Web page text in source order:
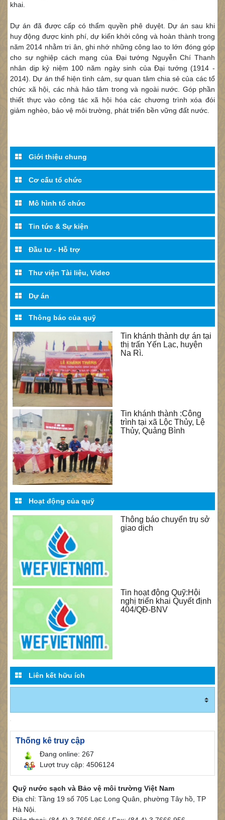
Giới thiệu chung
Cơ cấu tổ chức
Mô hình tổ chức
Tin tức & Sự kiện
Đầu tư - Hỗ trợ
Thư viện Tài liệu, Video
Dự án
Thông báo của quỹ
Tin khánh thành dự án tại
thị trấn Yến Lạc, huyện
Na Rì.
Tin khánh thành :Công
trình tại xã Lộc Thủy, Lệ
Thủy, Quảng Bình
Hoạt động của quỹ
Thông báo chuyển trụ sở
giao dịch
Tin hoạt động Quỹ:Hội
nghị triển khai Quyết định
404/QĐ-BNV
Liên kết hữu ích
Thống kê truy cập
Đang online: 267
Lượt truy cập: 4506124
khai.
Dự án đã được cấp có thẩm quyền phê duyệt. Dự án sau khi
huy động được kinh phí, dự kiến khởi công và hoàn thành trong
năm 2014 nhằm tri ân, ghi nhớ những công lao to lớn đóng góp
cho sự nghiệp cách mạng của Đại tướng Nguyễn Chí Thanh
nhân dịp kỷ niệm 100 năm ngày sinh của Đại tướng (1914 -
2014). Dự án thể hiện tình cảm, sự quan tâm chia sẻ của các tổ
chức xã hội, các nhà hảo tâm trong và ngoài nước. Góp phần
thiết thực vào công tác xã hội hóa các chương trình xóa đói
giảm nghèo, bảo vệ môi trường, phát triển bền vững đất nước.
Quỹ nước sạch và Bảo vệ môi trường Việt Nam
Địa chỉ: Tầng 19 số 705 Lạc Long Quân, phường Tây hồ, TP
Hà Nội.